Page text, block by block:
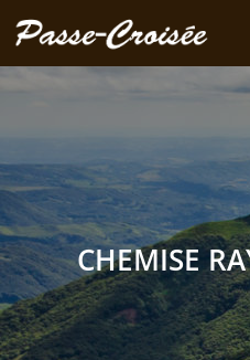
CHEMISE